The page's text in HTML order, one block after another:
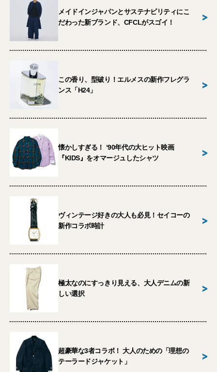
メイドインジャパンとサステナビリティにこ
だわった新ブランド、CFCLがスゴイ！
>
この香り、型破り！エルメスの新作フレグラ
ンス「H24」
>
懐かしすぎる！ ‘90年代の大ヒット映画
『KIDS』をオマージュしたシャツ
>
ヴィンテージ好きの大人も必見！セイコーの
新作コラボ時計
>
極太なのにすっきり見える、大人デニムの新
しい選択
>
超豪華な3者コラボ！ 大人のための「理想の
テーラードジャケット」
>